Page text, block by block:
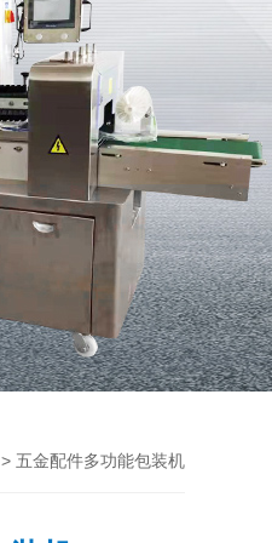
> 五金配件多功能包装机